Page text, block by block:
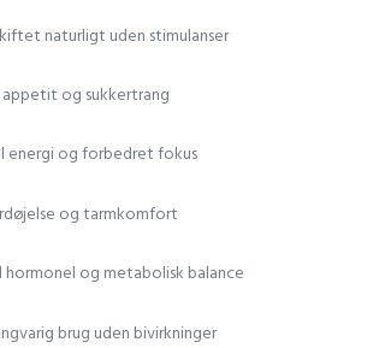
naturligt uden stimulanser
appetit og sukkertrang
energi og forbedret fokus
og tarmkomfort
hormonel og metabolisk balance
brug uden bivirkninger